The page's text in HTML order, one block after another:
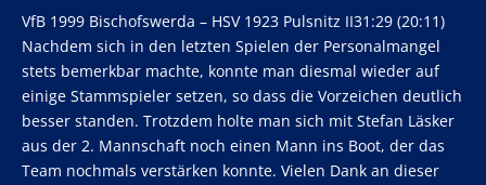
VfB 1999 Bischofswerda – HSV 1923 Pulsnitz II31:29 (20:11)
Nachdem sich in den letzten Spielen der Personalmangel
stets bemerkbar machte, konnte man diesmal wieder auf
einige Stammspieler setzen, so dass die Vorzeichen deutlich
besser standen. Trotzdem holte man sich mit Stefan Läsker
aus der 2. Mannschaft noch einen Mann ins Boot, der das
Team nochmals verstärken konnte. Vielen Dank an dieser